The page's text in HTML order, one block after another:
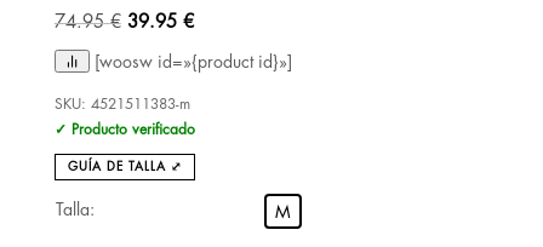
74.95 € El
precio
era:
74.95 €.
39.95 €El
precio
actual
39.95 €.
[woosw id=»{product id}»]
SKU: 4521511383-m
✓ Producto verificado
GUÍA DE TALLA ⤢
Talla: M